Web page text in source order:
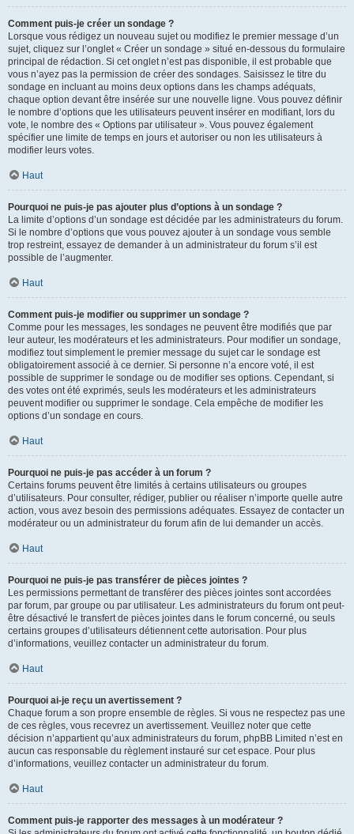
Comment puis-je créer un sondage ?
Lorsque vous rédigez un nouveau sujet ou modifiez le premier message d’un
sujet, cliquez sur l’onglet « Créer un sondage » situé en-dessous du formulaire
principal de rédaction. Si cet onglet n’est pas disponible, il est probable que
vous n’ayez pas la permission de créer des sondages. Saisissez le titre du
sondage en incluant au moins deux options dans les champs adéquats,
chaque option devant être insérée sur une nouvelle ligne. Vous pouvez définir
le nombre d’options que les utilisateurs peuvent insérer en modifiant, lors du
vote, le nombre des « Options par utilisateur ». Vous pouvez également
spécifier une limite de temps en jours et autoriser ou non les utilisateurs à
modifier leurs votes.
Haut
Pourquoi ne puis-je pas ajouter plus d’options à un sondage ?
La limite d’options d’un sondage est décidée par les administrateurs du forum.
Si le nombre d’options que vous pouvez ajouter à un sondage vous semble
trop restreint, essayez de demander à un administrateur du forum s’il est
possible de l’augmenter.
Haut
Comment puis-je modifier ou supprimer un sondage ?
Comme pour les messages, les sondages ne peuvent être modifiés que par
leur auteur, les modérateurs et les administrateurs. Pour modifier un sondage,
modifiez tout simplement le premier message du sujet car le sondage est
obligatoirement associé à ce dernier. Si personne n’a encore voté, il est
possible de supprimer le sondage ou de modifier ses options. Cependant, si
des votes ont été exprimés, seuls les modérateurs et les administrateurs
peuvent modifier ou supprimer le sondage. Cela empêche de modifier les
options d’un sondage en cours.
Haut
Pourquoi ne puis-je pas accéder à un forum ?
Certains forums peuvent être limités à certains utilisateurs ou groupes
d’utilisateurs. Pour consulter, rédiger, publier ou réaliser n’importe quelle autre
action, vous avez besoin des permissions adéquates. Essayez de contacter un
modérateur ou un administrateur du forum afin de lui demander un accès.
Haut
Pourquoi ne puis-je pas transférer de pièces jointes ?
Les permissions permettant de transférer des pièces jointes sont accordées
par forum, par groupe ou par utilisateur. Les administrateurs du forum ont peut-
être désactivé le transfert de pièces jointes dans le forum concerné, ou seuls
certains groupes d’utilisateurs détiennent cette autorisation. Pour plus
d’informations, veuillez contacter un administrateur du forum.
Haut
Pourquoi ai-je reçu un avertissement ?
Chaque forum a son propre ensemble de règles. Si vous ne respectez pas une
de ces règles, vous recevrez un avertissement. Veuillez noter que cette
décision n’appartient qu’aux administrateurs du forum, phpBB Limited n’est en
aucun cas responsable du règlement instauré sur cet espace. Pour plus
d’informations, veuillez contacter un administrateur du forum.
Haut
Comment puis-je rapporter des messages à un modérateur ?